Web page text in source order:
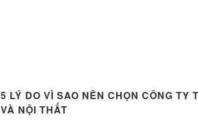
5 LÝ DO VÌ SAO NÊN CHỌN CÔNG TY
VÀ NỘI THẤT